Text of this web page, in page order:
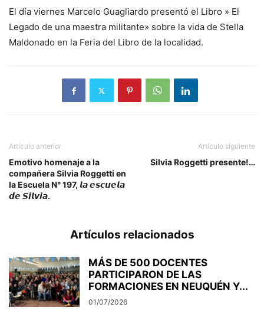
El día viernes Marcelo Guagliardo presentó el Libro » El
Legado de una maestra militante» sobre la vida de Stella
Maldonado en la Feria del Libro de la localidad.
Artículo anterior
Emotivo homenaje a la
compañera Silvia Roggetti en
la Escuela N° 197, 𝙡𝙖 𝙚𝙨𝙘𝙪𝙚𝙡𝙖
𝙙𝙚 𝙎𝙞𝙡𝙫𝙞𝙖.
Artículo siguiente
Silvia Roggetti presente!…
Artículos relacionados
MÁS DE 500 DOCENTES
PARTICIPARON DE LAS
FORMACIONES EN NEUQUÉN Y...
01/07/2026